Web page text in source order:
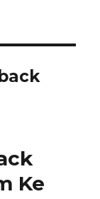
Ke